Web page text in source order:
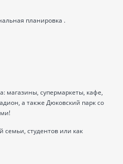
планировка .
магазины, супермаркеты, кафе,
а также Дюковский парк со
студентов или как